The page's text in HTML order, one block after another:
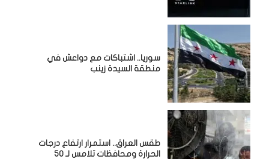
سوريا.. اشتباكات مع دواعش في
منطقة السيدة زينب
طقس العراق.. استمرار ارتفاع درجات
الحرارة ومحافظات تلامس لـ 50